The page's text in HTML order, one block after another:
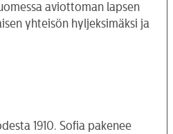
aviottoman lapsen
yhteisön hyljeksimäksi ja
1910. Sofia pakenee